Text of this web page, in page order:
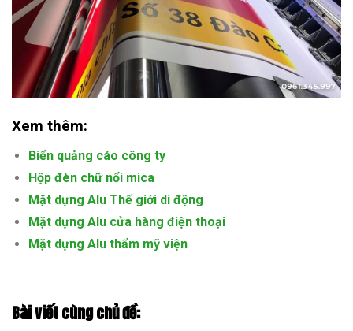
Xem thêm:
Biển quảng cáo công ty
Hộp đèn chữ nổi mica
Mặt dựng Alu Thế giới di động
Mặt dựng Alu cửa hàng điện thoại
Mặt dựng Alu thẩm mỹ viện
Bài viết cùng chủ đề: